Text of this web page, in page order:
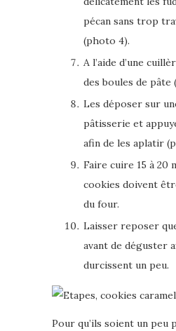
pécan sans trop
(photo 4).
A l’aide d’une
des boules de pâte
Les déposer sur
pâtisserie et
afin de les aplatir
Faire cuire 15 à 20
cookies doivent
du four.
Laisser reposer
avant de déguster
durcissent un peu.
Pour qu’ils soient un peu